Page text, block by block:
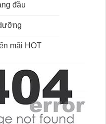
đầu
mãi HOT